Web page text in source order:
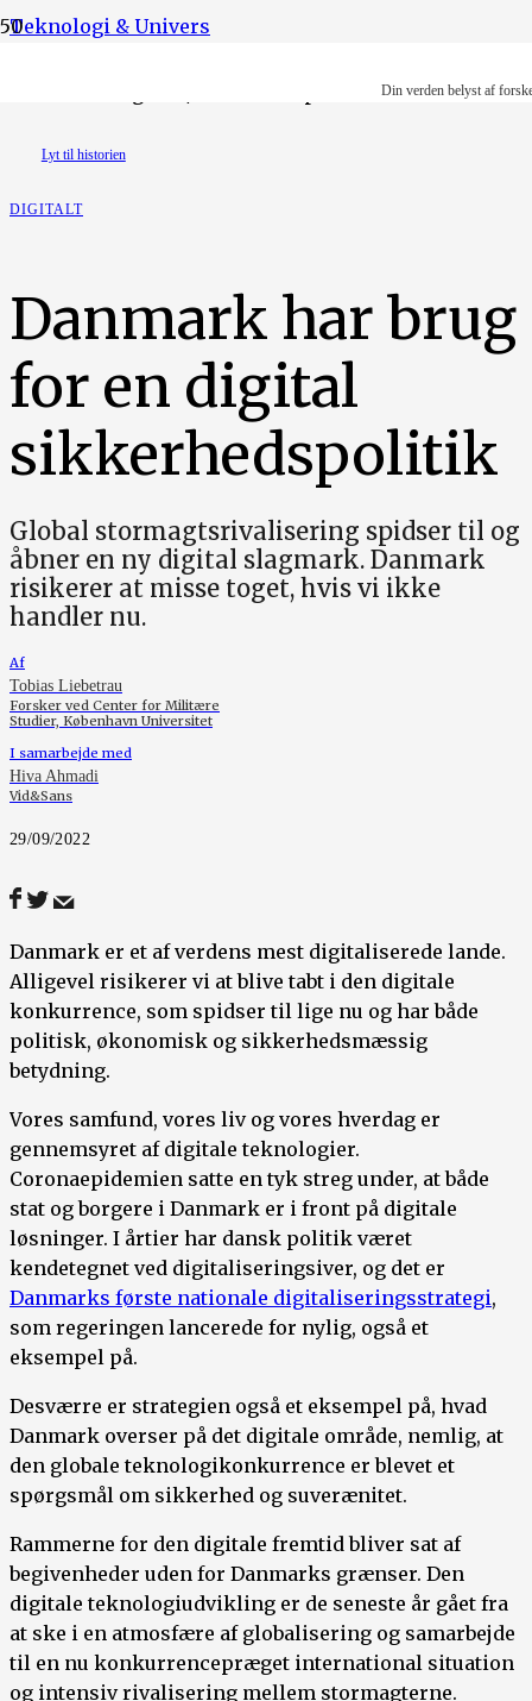
Din verden belyst af
Teknologi & Univers
Lyt til historien
DIGITALT
Danmark har brug
for en digital
sikkerhedspolitik
Global stormagtsrivalisering spidser til og
åbner en ny digital slagmark. Danmark
risikerer at misse toget, hvis vi ikke
handler nu.
Af
Tobias Liebetrau
Forsker ved Center for Militære
Studier, København Universitet
I samarbejde med
Hiva Ahmadi
Vid&Sans
29/09/2022
Danmark er et af verdens mest digitaliserede lande.
Alligevel risikerer vi at blive tabt i den digitale
konkurrence, som spidser til lige nu og har både
politisk, økonomisk og sikkerhedsmæssig
betydning.
Vores samfund, vores liv og vores hverdag er
gennemsyret af digitale teknologier.
Coronaepidemien satte en tyk streg under, at både
stat og borgere i Danmark er i front på digitale
løsninger. I årtier har dansk politik været
kendetegnet ved digitaliseringsiver, og det er
Danmarks første nationale digitaliseringsstrategi,
som regeringen lancerede for nylig, også et
eksempel på.
Desværre er strategien også et eksempel på, hvad
Danmark overser på det digitale område, nemlig, at
den globale teknologikonkurrence er blevet et
spørgsmål om sikkerhed og suverænitet.
Rammerne for den digitale fremtid bliver sat af
begivenheder uden for Danmarks grænser. Den
digitale teknologiudvikling er de seneste år gået fra
at ske i en atmosfære af globalisering og samarbejde
til en nu konkurrencepræget international situation
og intensiv rivalisering mellem stormagterne.